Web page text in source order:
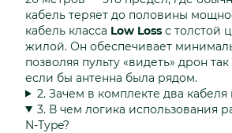
кабель теряет до половины
кабель класса Low Loss с толстой
жилой. Он обеспечивает
позволяя пульту «видеть» дрон
если бы антенна была рядом.
2. Зачем в комплекте два
3. В чем логика использования
N-Type?